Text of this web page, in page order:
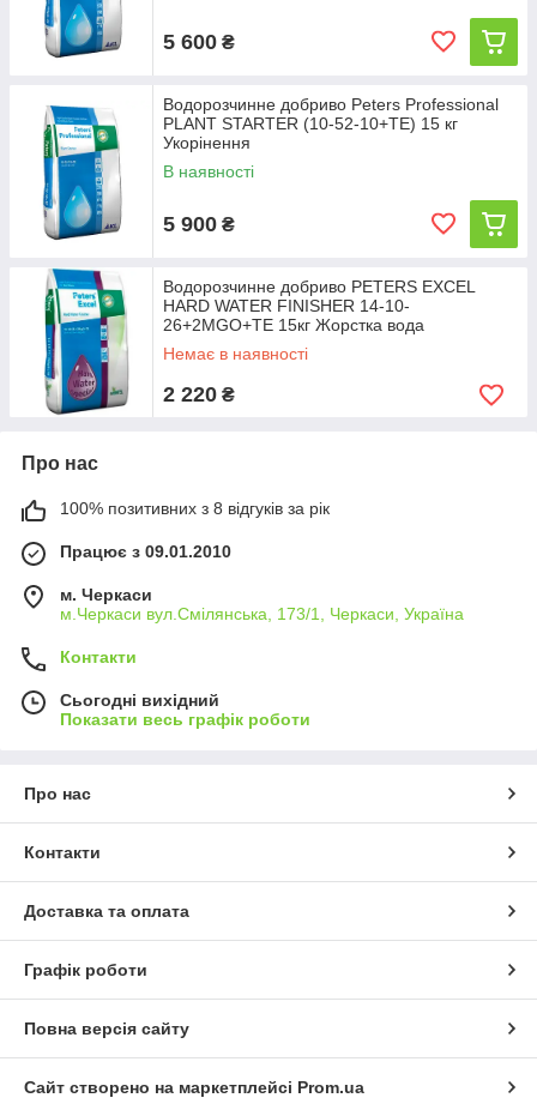
5 600 ₴
Водорозчинне добриво Peters Professional
PLANT STARTER (10-52-10+TE) 15 кг
Укорінення
В наявності
5 900 ₴
Водорозчинне добриво PETERS EXCEL
HARD WATER FINISHER 14-10-
26+2MGO+TE 15кг Жорстка вода
Немає в наявності
2 220 ₴
Про нас
100% позитивних з 8 відгуків за рік
Працює з 09.01.2010
м. Черкаси
м.Черкаси вул.Смілянська, 173/1, Черкаси, Україна
Контакти
Сьогодні вихідний
Показати весь графік роботи
Про нас
Контакти
Доставка та оплата
Графік роботи
Повна версія сайту
Сайт створено на маркетплейсі Prom.ua